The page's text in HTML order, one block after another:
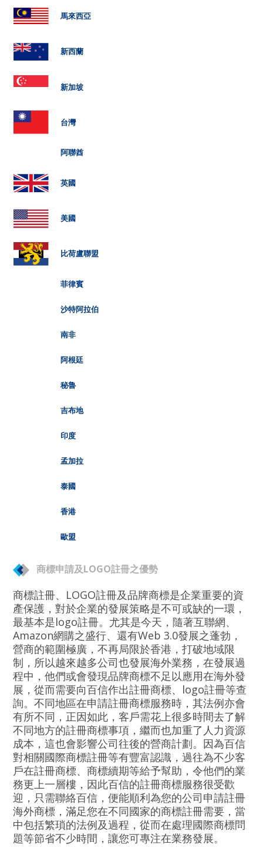
馬來西亞
新西蘭
新加坡
台灣
阿聯酋
英國
美國
比荷盧聯盟
菲律賓
沙特阿拉伯
南非
阿根廷
秘魯
吉布地
印度
孟加拉
泰國
香港
歐盟
商標申請及LOGO註冊之優勢
商標註冊、LOGO註冊及品牌商標是企業重要的資
產保護，對於企業的發展策略是不可或缺的一環，
最基本是logo註冊。尤其是今天，隨著互聯網、
Amazon網購之盛行、還有Web 3.0發展之蓬勃，
營商的範圍極廣，不再局限於香港，打破地域限
制，所以越來越多公司也發展海外業務，在發展過
程中，他們或會發現品牌商標不足以應用在海外發
展，從而需要向百信作出註冊商標、logo註冊等查
詢。不同地區在申請註冊商標服務時，其法例亦會
有所不同，正因如此，客戶需花上很多時間去了解
不同地方的註冊商標事項，繼而也加重了人力資源
成本，這也會影響公司往後的營商計劃。因為百信
對相關國際商標註冊等有豐富認識，過往為不少客
戶在註冊商標、商標續期等給予幫助，令他們的業
務更上一層樓，因此百信的註冊商標服務很受歡
迎，只需聯絡百信，便能順利為您的公司申請註冊
海外商標，滿足您在不同國家的商標註冊需要，當
中包括繁瑣的法例及過程，從而在處理國際商標問
題等節省不少時間，讓您可專注在業務發展。